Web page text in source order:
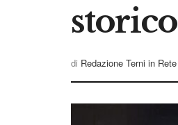
storico
di Redazione Terni in Rete